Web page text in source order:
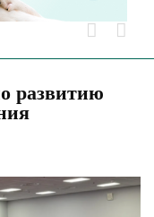
развитию